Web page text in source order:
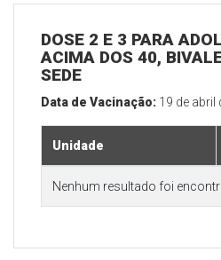
DOSE 2 E 3 PARA
ACIMA DOS 40,
SEDE
Data de Vacinação: 19 de abril
Unidade
Nenhum resultado foi